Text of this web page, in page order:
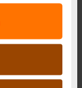
die Zugriffe
geben
Website
und
Daten
mit Access